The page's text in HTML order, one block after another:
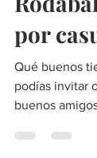
La cocina
por
podías invitar